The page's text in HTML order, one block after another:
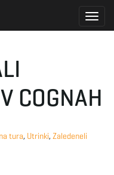
o
COGNAH
tura, Utrinki, Zaledeneli